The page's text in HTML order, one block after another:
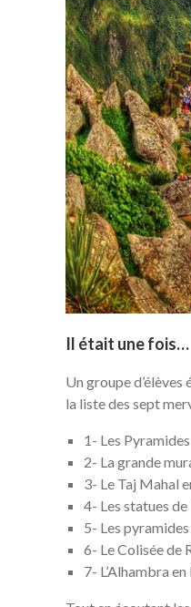
Il était une fois…
Un groupe
la liste des sept
1- Les
2- La grande
3- Le Taj Mahal
4- Les statues de
5- Les
6- Le Colisée de
7- L’Alhambra